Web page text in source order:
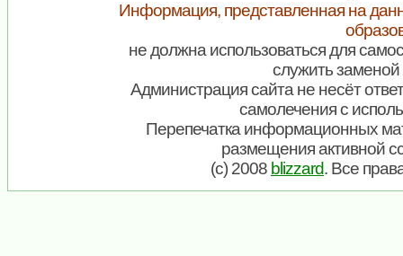
Информация, представленная на
не должна использоваться для
служить заменой
Администрация сайта не несёт
самолечения с
Перепечатка информационных
размещения активной
(c) 2008 blizzard. Все